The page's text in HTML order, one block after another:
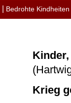
Bedrohte Kindheiten
Krieg